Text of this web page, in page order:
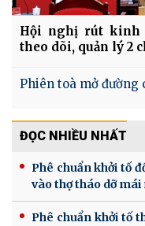
Hội nghị rút kinh
theo dõi, quản lý 2
Phiên toà mở đường
ĐỌC NHIỀU NHẤT
Phê chuẩn khởi tố
vào thợ tháo dỡ mái
Phê chuẩn khởi tố